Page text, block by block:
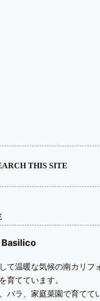
THIS SITE
て温暖な気候の南カリフ
育てています。
バラ、家庭菜園で育てて